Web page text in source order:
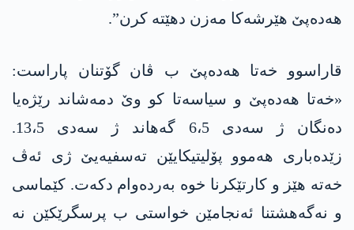
هه‌ده‌پێ هێرشه‌كا مەزن دهێته‌ کرن”.
قاراسوو خەتا هه‌ده‌پێ ب ڤان گۆتنان پاراست:
«خەتا هه‌ده‌پێ و سیاسه‌تا كو وێ دمەشاند رێژه‌یا
ده‌نگان ژ سەدی 6،5 گه‌هاند ژ سەدی 13،5.
زێده‌باری هەموو پۆلیتیکایێن ته‌سفیه‌یێ ژی ئەڤ
خەته‌ هێز و كارتێكرنا خوە به‌رده‌وام دكه‌ت. کێماسی
و نەگه‌هشتنا ئەنجامێن خواستی ب پرسگرێکێن نە